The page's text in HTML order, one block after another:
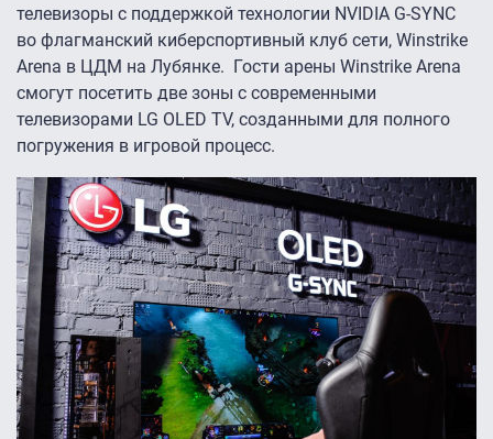
телевизоры с поддержкой технологии NVIDIA G-SYNC
во флагманский киберспортивный клуб сети, Winstrike
Arena в ЦДМ на Лубянке. Гости арены Winstrike Arena
смогут посетить две зоны с современными
телевизорами LG OLED TV, созданными для полного
погружения в игровой процесс.